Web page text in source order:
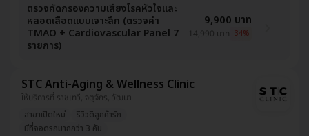
ตรวจคัดกรองความเสี่ยงโรคหัวใจและ
หลอดเลือดแบบเจาะลึก (ตรวจค่า
TMAO + Cardiovascular Panel 7
รายการ)
9,900 บาท
14,990 บาท -34%
STC Anti-Aging & Wellness Clinic
ให้บริการที่ ราชเทวี, จตุจักร, วัฒนา
สาขาเปิดใหม่
รีวิวดีลูกค้ารัก
มีที่จอดรถมากกว่า 3 คัน